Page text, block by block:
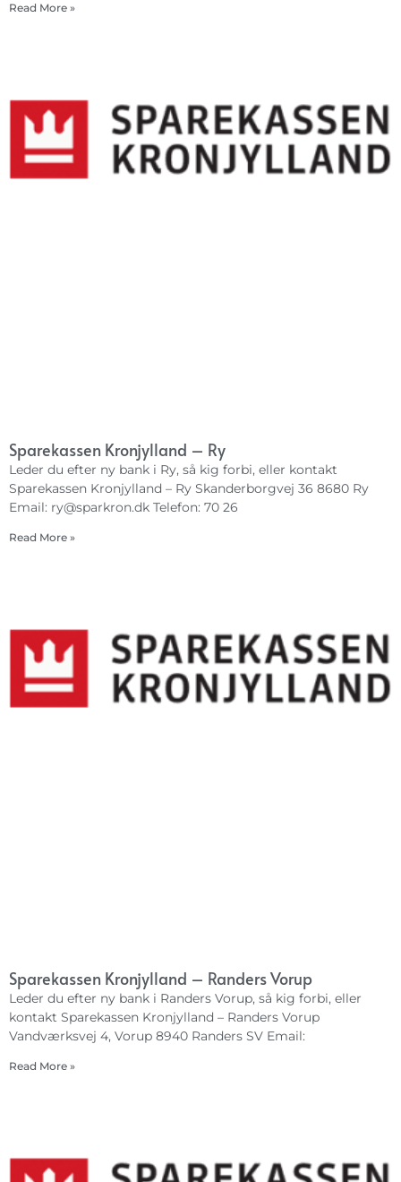
Read More »
Sparekassen Kronjylland – Ry
Leder du efter ny bank i Ry, så kig forbi, eller kontakt
Sparekassen Kronjylland – Ry Skanderborgvej 36 8680 Ry
Email: ry@sparkron.dk Telefon: 70 26
Read More »
Sparekassen Kronjylland – Randers Vorup
Leder du efter ny bank i Randers Vorup, så kig forbi, eller
kontakt Sparekassen Kronjylland – Randers Vorup
Vandværksvej 4, Vorup 8940 Randers SV Email:
Read More »